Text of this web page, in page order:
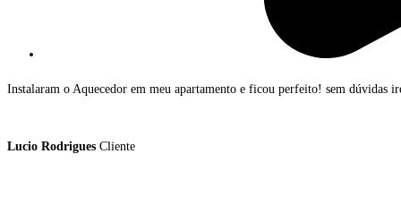
Instalaram o Aquecedor em meu apartamento e ficou perfeito! sem dúvidas
Lucio Rodrigues Cliente